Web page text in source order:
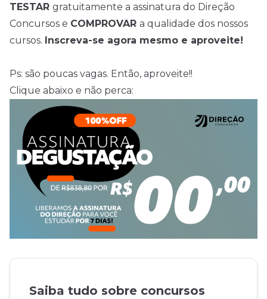
TESTAR gratuitamente a assinatura do Direção
Concursos e COMPROVAR a qualidade dos nossos
cursos. Inscreva-se agora mesmo e aproveite!
Ps: são poucas vagas. Então, aproveite!!
Clique abaixo e não perca:
Saiba tudo sobre concursos